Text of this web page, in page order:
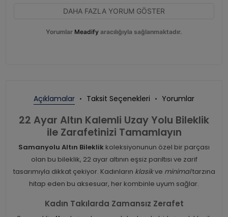
DAHA FAZLA YORUM GÖSTER
Yorumlar Meadify aracılığıyla sağlanmaktadır.
Açıklamalar Taksit Seçenekleri Yorumlar
22 Ayar Altın Kalemli Uzay Yolu Bileklik
ile Zarafetinizi Tamamlayın
Samanyolu Altın Bileklik koleksiyonunun özel bir parçası
olan bu bileklik, 22 ayar altının eşsiz parıltısı ve zarif
tasarımıyla dikkat çekiyor. Kadınların klasikve minimaltarzına
hitap eden bu aksesuar, her kombinle uyum sağlar.
Kadın Takılarda Zamansız Zerafet